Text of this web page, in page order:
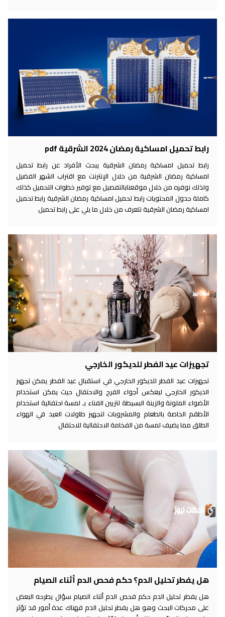
رابط تحميل امساكية رمضان 2024 الشرقية pdf
رابط تحميل امساكية رمضان الشرقية يبحث الأفراد عن رابط تحميل
امساكية رمضان الشرقية من خلال الإنترنت مع اقتراب الشهر الفضيل
ولذلك نوفره من خلال موقعنابالتفصيل مع توفير خطوات التحميل كذلك
كاملة جدول المحتويات رابط تحميل امساكية رمضان الشرقية رابط تحميل
امساكية رمضان الشرقية نتعرف من خلال ما يلي على رابط تحميل
تجهيزات عيد الفطر للديكور الخارجي
تجهيزات عيد الفطر للديكور الخارجي في استقبال عيد الفطر يمكن تجهيز
الديكور الخارجي ليعكس أجواء الفرح والاحتفال حيث يمكن استخدام
الأضواء الملونة والزينة البسيطة لتزيين الفناء بـ لمسة احتفالية استخدام
الأطقم الخاصة بالطعام والمشروبات لتجهيز طاولات العيد في الهواء
الطلق مما يضيف لمسة من الفخامة الاحتفالية للاحتفال
هل يفطر تحليل الدم؟ حكم فحص الدم أثناء الصيام
هل يفطر تحليل الدم حكم فحص الدم أثناء الصيام سؤال يطرحه البعض
على محركات البحث وهو هل يفطر تحليل الدم فهناك عدة أمور قد تؤثر